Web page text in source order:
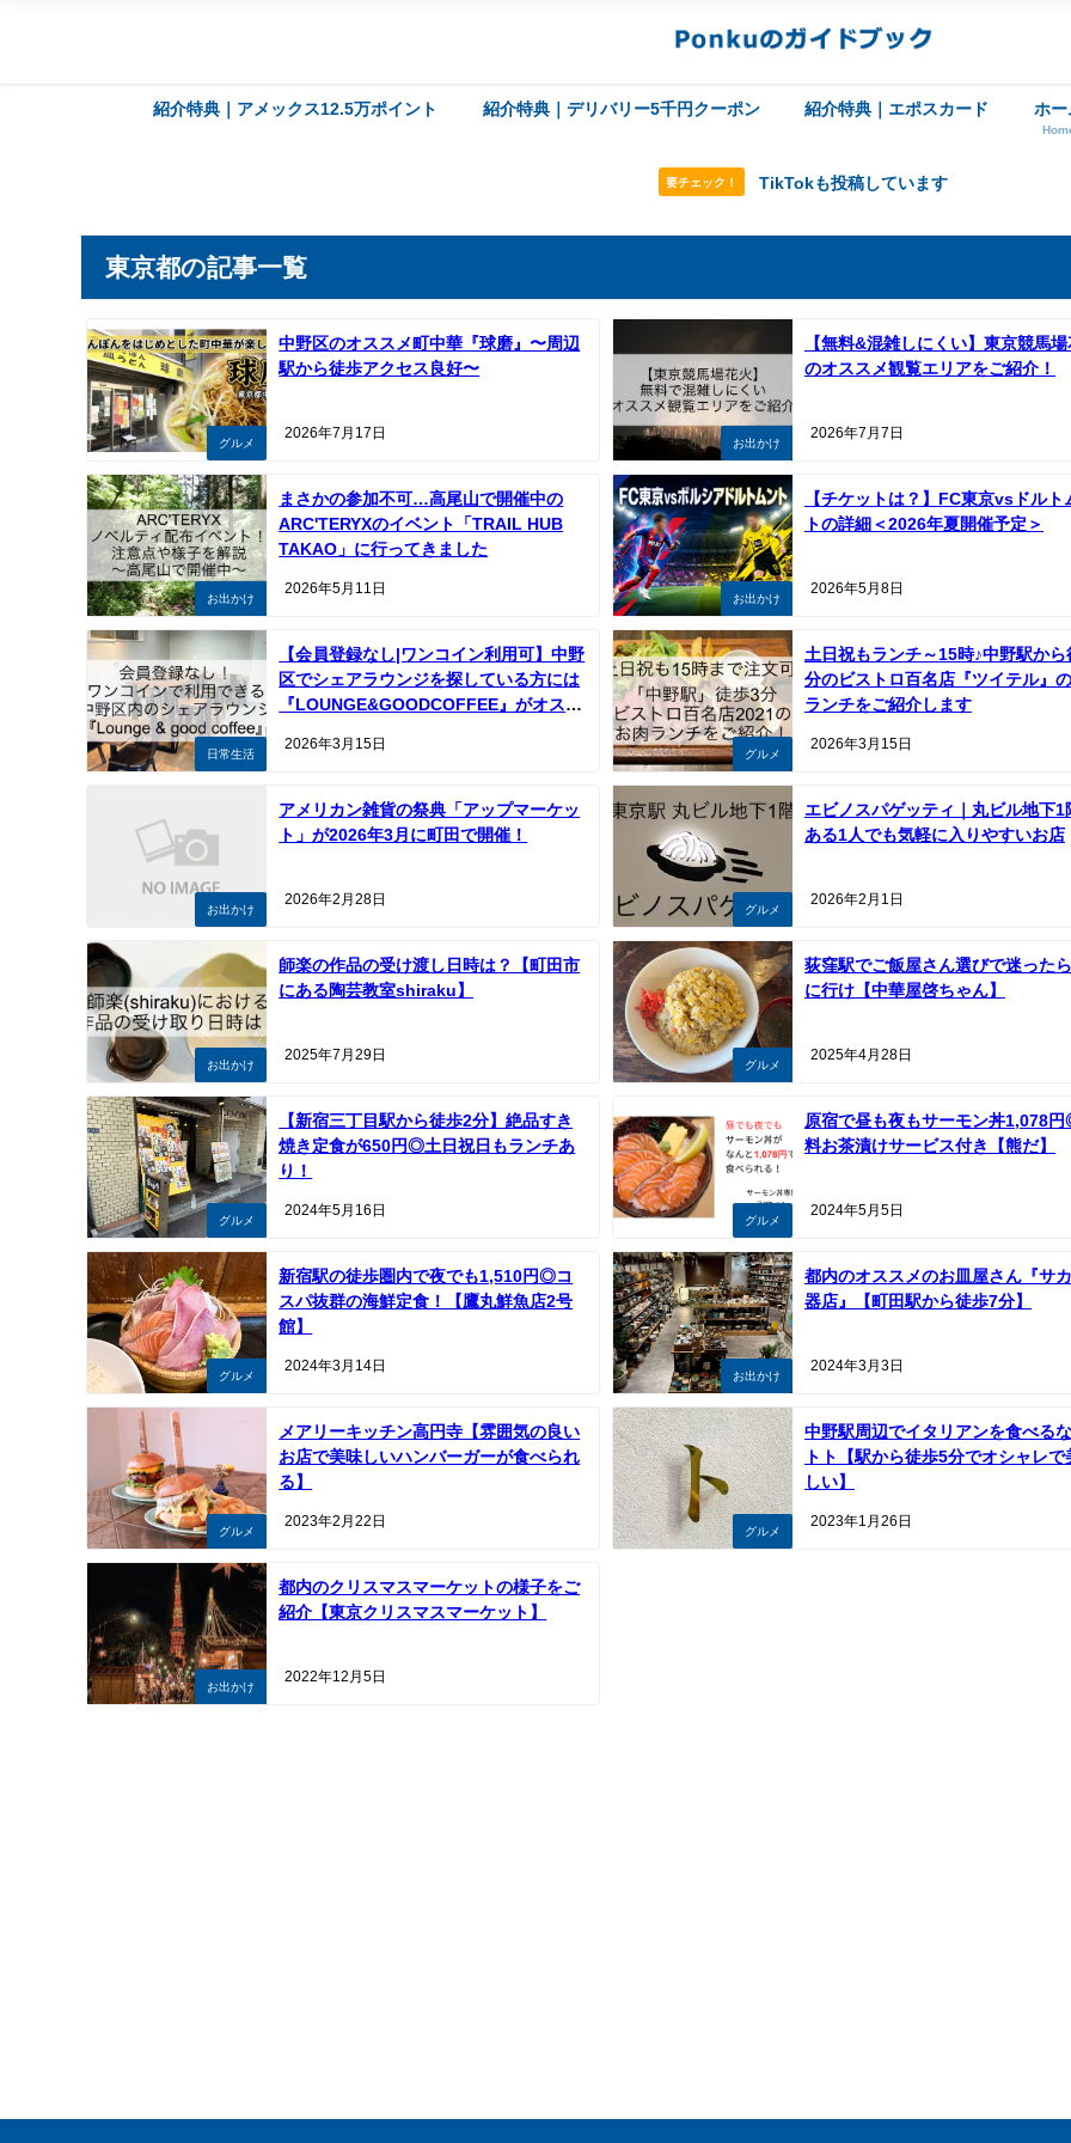
紹介特典｜アメックス12.5万ポイント 紹介特典｜デリバリー5千円クーポン 紹介特典｜エポスカード ホー
要チェック！ TikTokも投稿しています
東京都の記事一覧
グルメ
中野区のオススメ町中華『球磨』〜周辺
駅から徒歩アクセス良好〜
2026年7月17日
お出かけ
【無料&混雑しにくい】東京競馬場
のオススメ観覧エリアをご紹介！
2026年7月7日
お出かけ
まさかの参加不可…高尾山で開催中の
ARC'TERYXのイベント「TRAIL HUB
TAKAO」に行ってきました
2026年5月11日
お出かけ
【チケットは？】FC東京vsドルト
トの詳細＜2026年夏開催予定＞
2026年5月8日
日常生活
【会員登録なし|ワンコイン利用可】中野
区でシェアラウンジを探している方には
『LOUNGE&GOODCOFFEE』がオスス
2026年3月15日
グルメ
土日祝もランチ～15時♪中野駅から
分のビストロ百名店『ツイテル』
ランチをご紹介します
2026年3月15日
お出かけ
アメリカン雑貨の祭典「アップマーケッ
ト」が2026年3月に町田で開催！
2026年2月28日
グルメ
エビノスパゲッティ｜丸ビル地下1
ある1人でも気軽に入りやすいお店
2026年2月1日
お出かけ
師楽の作品の受け渡し日時は？【町田市
にある陶芸教室shiraku】
2025年7月29日
グルメ
荻窪駅でご飯屋さん選びで迷った
に行け【中華屋啓ちゃん】
2025年4月28日
グルメ
【新宿三丁目駅から徒歩2分】絶品すき
焼き定食が650円◎土日祝日もランチあ
り！
2024年5月16日
グルメ
原宿で昼も夜もサーモン丼1,078
料お茶漬けサービス付き【熊だ】
2024年5月5日
グルメ
新宿駅の徒歩圏内で夜でも1,510円◎コ
スパ抜群の海鮮定食！【鷹丸鮮魚店2号
館】
2024年3月14日
お出かけ
都内のオススメのお皿屋さん『サ
器店』【町田駅から徒歩7分】
2024年3月3日
グルメ
メアリーキッチン高円寺【雰囲気の良い
お店で美味しいハンバーガーが食べられ
る】
2023年2月22日
グルメ
中野駅周辺でイタリアンを食べる
トト【駅から徒歩5分でオシャレで
しい】
2023年1月26日
お出かけ
都内のクリスマスマーケットの様子をご
紹介【東京クリスマスマーケット】
2022年12月5日